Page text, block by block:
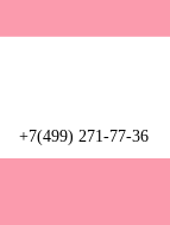
+7(499) 271-77-36